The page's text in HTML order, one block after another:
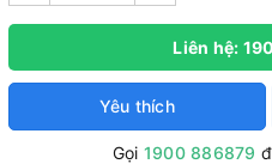
Liên hệ:
Yêu thích
Gọi 1900 886879